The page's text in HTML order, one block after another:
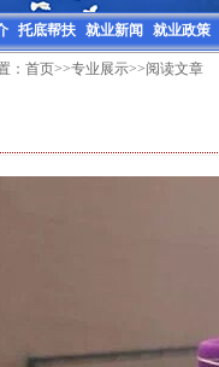
托底帮扶 就业新闻 就业政策
：首页>>专业展示>>阅读文章